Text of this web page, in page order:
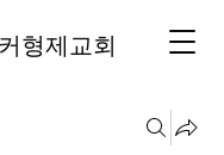
형제교회